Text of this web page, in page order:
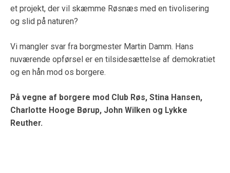
et projekt, der vil skæmme Røsnæs med en tivolisering
og slid på naturen?
Vi mangler svar fra borgmester Martin Damm. Hans
nuværende opførsel er en tilsidesættelse af demokratiet
og en hån mod os borgere.
På vegne af borgere mod Club Røs, Stina Hansen,
Charlotte Hooge Børup, John Wilken og Lykke
Reuther.